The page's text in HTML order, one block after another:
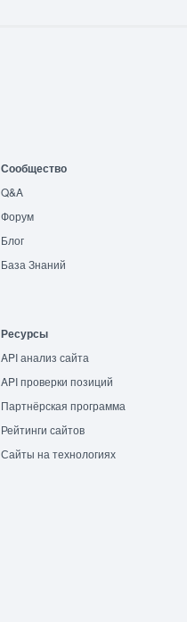
Сообщество
Q&A
Форум
Блог
База Знаний
Ресурсы
API анализ сайта
API проверки позиций
Партнёрская программа
Рейтинги сайтов
Сайты на технологиях